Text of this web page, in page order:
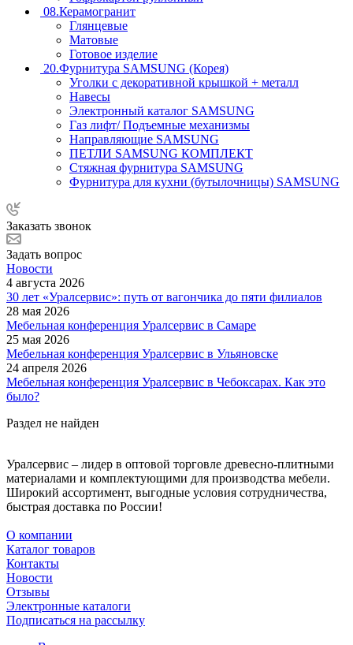
08.Керамогранит
Глянцевые
Матовые
Готовое изделие
20.Фурнитура SAMSUNG (Корея)
Уголки с декоративной крышкой + металл
Навесы
Электронный каталог SAMSUNG
Газ лифт/ Подъемные механизмы
Направляющие SAMSUNG
ПЕТЛИ SAMSUNG КОМПЛЕКТ
Стяжная фурнитура SAMSUNG
Фурнитура для кухни (бутылочницы) SAMSUNG
Заказать звонок
Задать вопрос
Новости
4 августа 2026
30 лет «Уралсервис»: путь от вагончика до пяти филиалов
28 мая 2026
Мебельная конференция Уралсервис в Самаре
25 мая 2026
Мебельная конференция Уралсервис в Ульяновске
24 апреля 2026
Мебельная конференция Уралсервис в Чебоксарах. Как это
было?
Раздел не найден
Уралсервис – лидер в оптовой торговле древесно-плитными
материалами и комплектующими для производства мебели.
Широкий ассортимент, выгодные условия сотрудничества,
быстрая доставка по России!
О компании
Каталог товаров
Контакты
Новости
Отзывы
Электронные каталоги
Подписаться на рассылку